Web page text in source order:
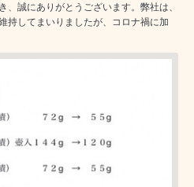
、誠にありがとうございます。弊社は、
持してまいりましたが、コロナ禍に加